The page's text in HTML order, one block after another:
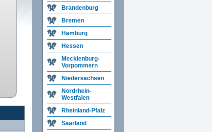
Brandenburg
Bremen
Hamburg
Hessen
Mecklenburg-
Vorpommern
Niedersachsen
Nordrhein-
Westfalen
Rheinland-Pfalz
Saarland